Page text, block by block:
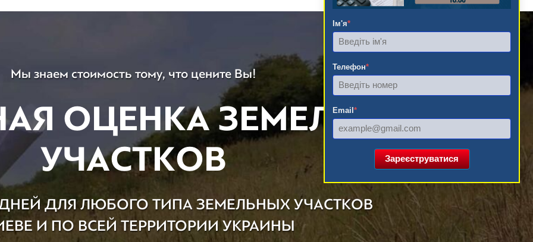
Мы знаем стоимость тому, что цените Вы!
ОЦЕНКА ЗЕМЕЛЬНЫХ
УЧАСТКОВ
ДЛЯ ЛЮБОГО ТИПА ЗЕМЕЛЬНЫХ УЧАСТКОВ
И ПО ВСЕЙ ТЕРРИТОРИИ УКРАИНЫ
Ім'я*
Телефон*
Email *
Зареєструватися